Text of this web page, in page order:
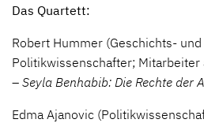
Das Quartett:
Robert Hummer (Geschichts- und
Politikwissenschafter; Mitarbeiter
– Seyla Benhabib: Die Rechte der
Edma Ajanovic